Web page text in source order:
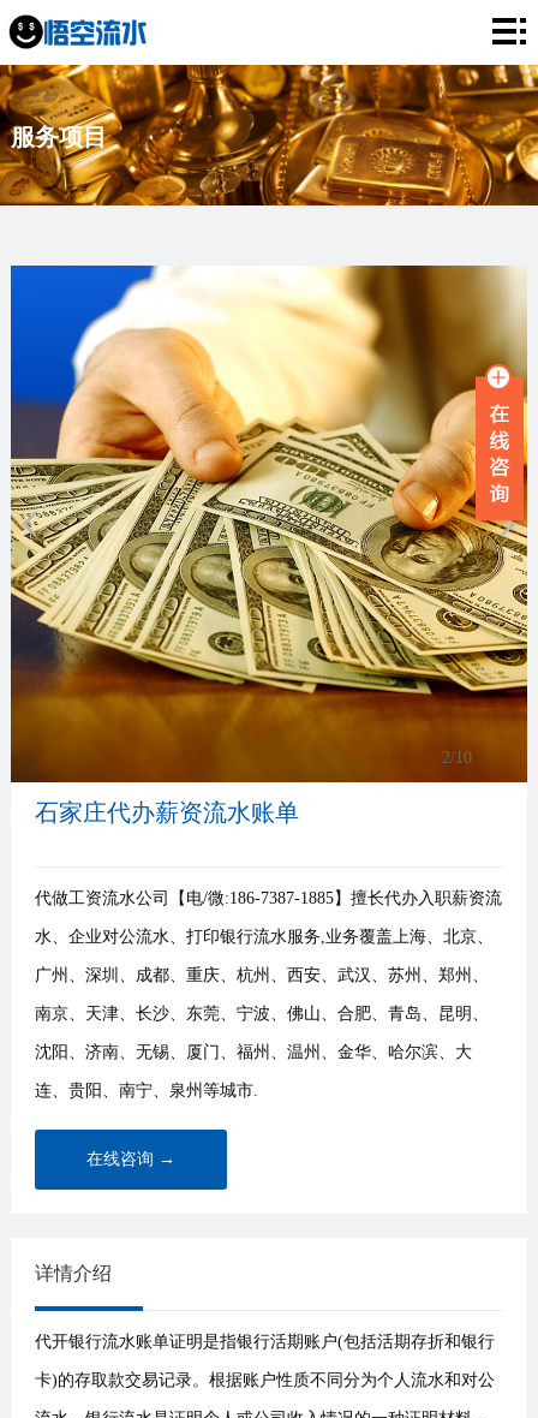
网
站
首
页
银
行
流
工
资
薪
水
目
资
讯
牌
故
事
联
系
我
服务项目
3/10
石家庄代办薪资流水账单
代做工资流水公司【电/微:186-7387-1885】擅长代办入职薪资流
水、企业对公流水、打印银行流水服务,业务覆盖上海、北京、
广州、深圳、成都、重庆、杭州、西安、武汉、苏州、郑州、
南京、天津、长沙、东莞、宁波、佛山、合肥、青岛、昆明、
沈阳、济南、无锡、厦门、福州、温州、金华、哈尔滨、大
连、贵阳、南宁、泉州等城市.
在线咨询 →
详情介绍
代开银行流水账单证明是指银行活期账户(包括活期存折和银行
卡)的存取款交易记录。根据账户性质不同分为个人流水和对公